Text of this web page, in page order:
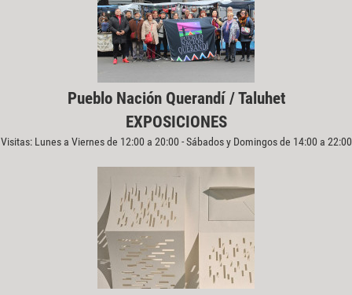
Pueblo Nación Querandí / Taluhet
EXPOSICIONES
Visitas: Lunes a Viernes de 12:00 a 20:00 - Sábados y Domingos de 14:00 a 22:00